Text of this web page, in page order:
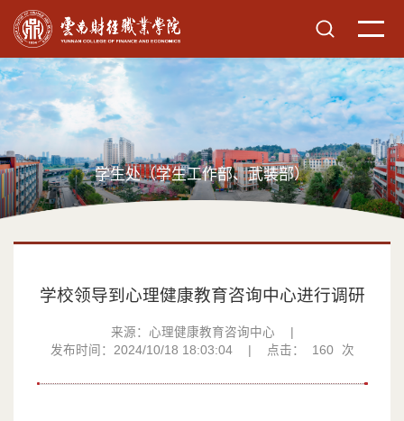
学生处（学生工作部、武装部）
学校领导到心理健康教育咨询中心进行调研
来源：心理健康教育咨询中心
发布时间：2024/10/18 18:03:04
点击： 160 次